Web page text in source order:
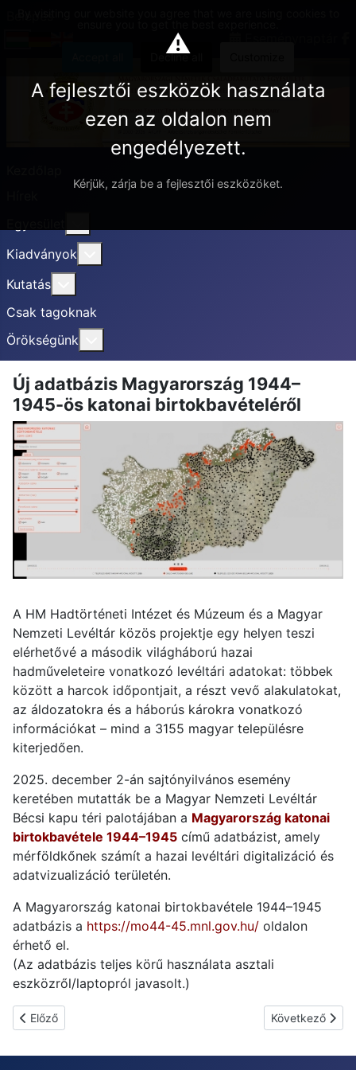
Kiadványok
Kutatás
Csak tagoknak
Örökségünk
Új adatbázis Magyarország 1944–
1945-ös katonai birtokbavételéről
A HM Hadtörténeti Intézet és Múzeum és a Magyar
Nemzeti Levéltár közös projektje egy helyen teszi
elérhetővé a második világháború hazai
hadműveleteire vonatkozó levéltári adatokat: többek
között a harcok időpontjait, a részt vevő alakulatokat,
az áldozatokra és a háborús károkra vonatkozó
információkat – mind a 3155 magyar településre
kiterjedően.
2025. december 2-án sajtónyilvános esemény
keretében mutatták be a Magyar Nemzeti Levéltár
Bécsi kapu téri palotájában a Magyarország katonai
birtokbavétele 1944–1945 című adatbázist, amely
mérföldkőnek számít a hazai levéltári digitalizáció és
adatvizualizáció területén.
A Magyarország katonai birtokbavétele 1944–1945
adatbázis a https://mo44-45.mnl.gov.hu/ oldalon
érhető el.
(Az adatbázis teljes körű használata asztali
eszközről/laptopról javasolt.)
Előző cikk: Állami anyakönyvek kézírásfelismeréssel
Előző Következő
Következő
Decline all
⚠
A fejlesztői eszközök használata
ezen az oldalon nem
engedélyezett.
Kérjük, zárja be a fejlesztői eszközöket.